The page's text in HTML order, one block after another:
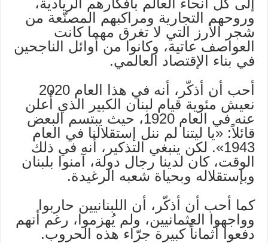
إلى كل أنحاء العالم بأفكارهم الريادية،
وروحهم التجارية ومراكبهم المصنّعة من
شجر الأرز التي لا تغرق مهما كانت
العواصف عاتية، وكانوا من أوائل الناجحين
في بناء الإقتصاد العالمي.
أحب أن أذكّر، أنه في هذا العام 2020
نعيش مئوية قيام لبنان الكبير الذي أُعلن
عنه في العام 1920، حيث يبتسم البعض
قائلاً: «يا ليتنا لم ننل إستقلالنا في العام
1943». لكن ينبغي التذكير، أنه في ذلك
الوقت، كان لدينا رجال دولة، آمنوا بلبنان
وبإستقلاله وبحياة شعبه الرغيدة.
كما أحب أن أذكّر، أن اللبنانيين حاربوا
وواجهوا العثمانيين، ولم يُهزموا، رغم أنهم
دفعوا أثماناً كبيرة جرّاء هذه الحروب.